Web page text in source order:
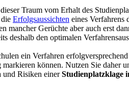
Traum vom Erhalt des
Erfolgsaussichten eines Verfahrens
mancher Gerüchte aber auch erst
deshalb den optimalen
ein Verfahren
können. Nutzen Sie daher
und Risiken einerStudienplatzklage